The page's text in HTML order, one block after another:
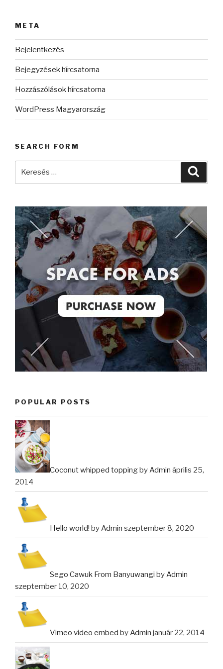
META
Bejelentkezés
Bejegyzések hírcsatorna
Hozzászólások hírcsatorna
WordPress Magyarország
SEARCH FORM
POPULAR POSTS
Coconut whipped toppingbyAdmin április 25,
2014
Hello world! byAdmin szeptember 8, 2020
Sego Cawuk From Banyuwangi byAdmin
szeptember 10, 2020
Vimeo video embed byAdmin január 22, 2014